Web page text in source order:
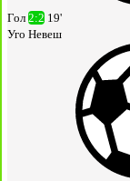
Гол 2:2 19'
Уго Невеш